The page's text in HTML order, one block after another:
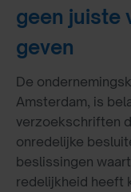
geen juiste
geven
De
Amsterdam, is
verzoekschriften
onredelijke
beslissingen
redelijkheid heeft